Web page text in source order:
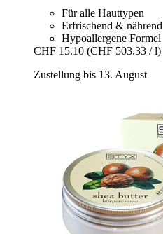
Für alle Hauttypen
Erfrischend & nährend
Hypoallergene Formel
CHF 15.10 (CHF 503.33 / l)
Zustellung bis 13. August